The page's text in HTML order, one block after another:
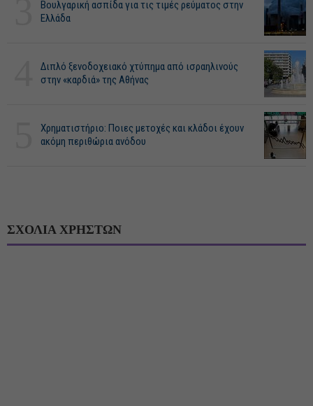
Βουλγαρική ασπίδα για τις τιμές ρεύματος στην
Ελλάδα
Διπλό ξενοδοχειακό χτύπημα από ισραηλινούς
στην «καρδιά» της Αθήνας
Χρηματιστήριο: Ποιες μετοχές και κλάδοι έχουν
ακόμη περιθώρια ανόδου
ΣΧΟΛΙΑ ΧΡΗΣΤΩΝ